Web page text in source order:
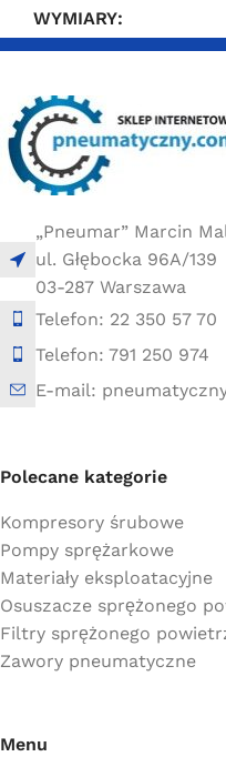
WYMIARY
„Pneumar” Marcin
ul. Głębocka 96A/139
03-287 Warszawa
Telefon: 22 350 57 70
Telefon: 791 250 974
E-mail:
Polecane kategorie
Kompresory śrubowe
Pompy sprężarkowe
Materiały eksploatacyjne
Osuszacze sprężonego
Filtry sprężonego
Zawory pneumatyczne
Menu